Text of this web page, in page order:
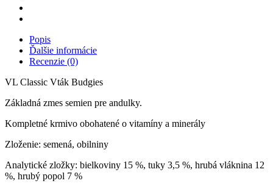
Popis
Ďalšie informácie
Recenzie (0)
VL Classic Vták Budgies
Základná zmes semien pre andulky.
Kompletné krmivo obohatené o vitamíny a minerály
Zloženie: semená, obilniny
Analytické zložky: bielkoviny 15 %, tuky 3,5 %, hrubá vláknina 12
%, hrubý popol 7 %